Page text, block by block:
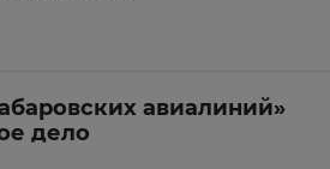
авиалиний»
дело